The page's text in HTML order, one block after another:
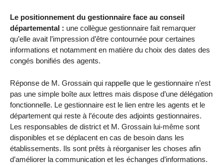
Le positionnement du gestionnaire face au conseil
départemental : une collègue gestionnaire fait remarquer
qu’elle avait l’impression d’être contournée pour certaines
informations et notamment en matière du choix des dates des
congés bonifiés des agents.
Réponse de M. Grossain qui rappelle que le gestionnaire n’est
pas une simple boîte aux lettres mais dispose d’une délégation
fonctionnelle. Le gestionnaire est le lien entre les agents et le
département qui reste à l’écoute des adjoints gestionnaires.
Les responsables de district et M. Grossain lui-même sont
disponibles et se déplacent en cas de besoin dans les
établissements. Ils sont prêts à réorganiser les choses afin
d’améliorer la communication et les échanges d’informations.